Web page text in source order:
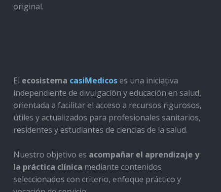
original.
El ecosistema casiMedicoses una iniciativa
independiente de divulgación y educación en salud,
orientada a facilitar el acceso a recursos rigurosos,
útiles y actualizados para profesionales sanitarios,
residentes y estudiantes de ciencias de la salud.
Nuestro objetivo es acompañar el aprendizaje y
la práctica clínica mediante contenidos
seleccionados con criterio, enfoque práctico y